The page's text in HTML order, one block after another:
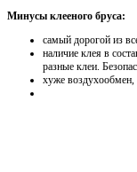
Минусы клееного бруса:
самый дорогой из
наличие клея в
разные клеи.
хуже воздухообмен,